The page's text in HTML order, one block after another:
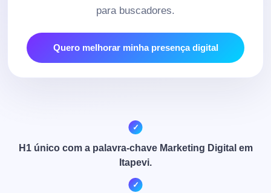
para buscadores.
Quero melhorar minha presença digital
H1 único com a palavra-chave Marketing Digital em
Itapevi.